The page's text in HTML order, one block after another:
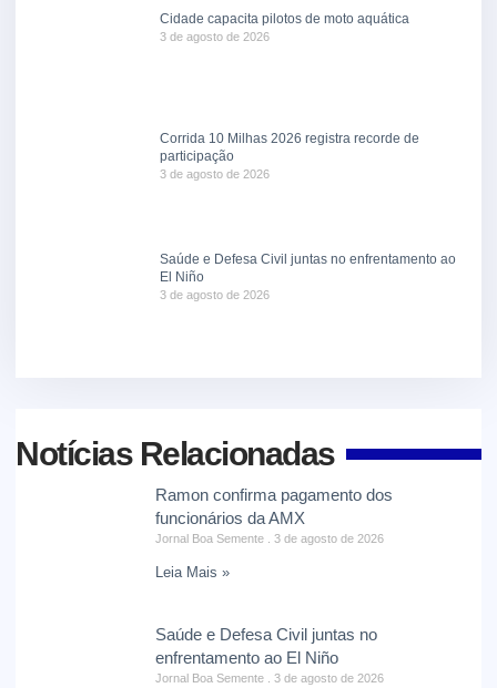
Cidade capacita pilotos de moto aquática
3 de agosto de 2026
Corrida 10 Milhas 2026 registra recorde de
participação
3 de agosto de 2026
Saúde e Defesa Civil juntas no enfrentamento ao
El Niño
3 de agosto de 2026
Notícias Relacionadas
Ramon confirma pagamento dos
funcionários da AMX
Jornal Boa Semente 3 de agosto de 2026
Leia Mais »
Saúde e Defesa Civil juntas no
enfrentamento ao El Niño
Jornal Boa Semente 3 de agosto de 2026